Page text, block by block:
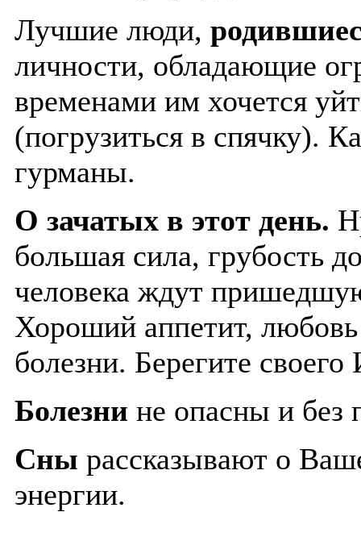
Лучшие люди,
личности, обладающие
временами им хочется
(погрузиться в спячку).
гурманы.
О зачатых в этот день.
большая сила, грубость
человека ждут
Хороший аппетит,
болезни. Берегите
Болезни не опасны и без
Сны рассказывают о
энергии.